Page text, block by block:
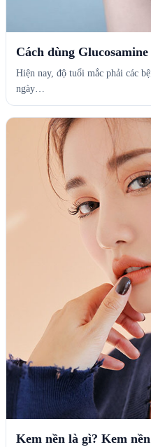
Cách dùng
Hiện nay, độ tuổi mắc phải các
ngày…
Kem nền là gì? Kem